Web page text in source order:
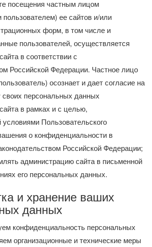
посещения частным лицом
пользователем) ее сайтов и/или
форм, в том числе и
пользователей, осуществляется
в соответствии с
Российской Федерации. Частное лицо
осознает и дает согласие на
своих персональных данных
в рамках и с целью,
Пользовательского
о конфиденциальности в
Российской Федерации;
администрацию сайта в письменной
его персональных данных.
и хранение ваших
данных
конфиденциальность персональных
организационные и технические меры